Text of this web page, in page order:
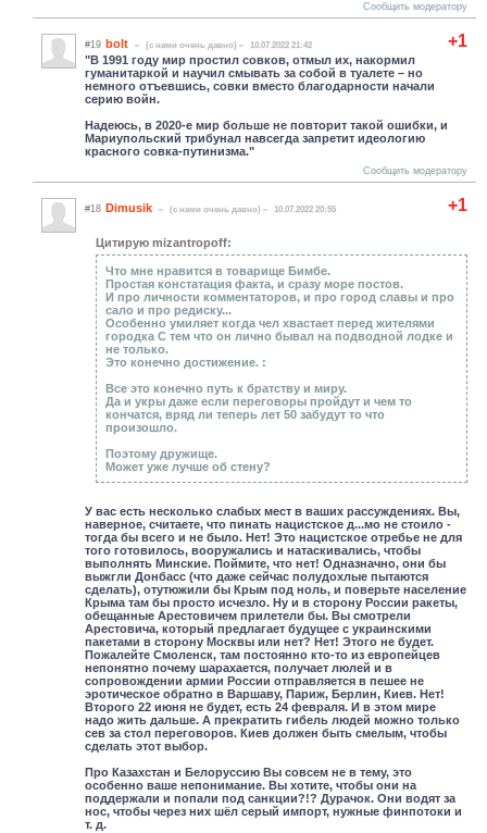
Сообщить модератору
+1
#19 bolt (c нами очень давно) 10.07.2022 21:42
"В 1991 году мир простил совков, отмыл их, накормил
гуманитаркой и научил смывать за собой в туалете – но
немного отъевшись, совки вместо благодарности начали
серию войн.
Надеюсь, в 2020-е мир больше не повторит такой ошибки, и
Мариупольский трибунал навсегда запретит идеологию
красного совка-путинизма."
Сообщить модератору
+1
#18 Dimusik (c нами очень давно) 10.07.2022 20:55
Цитирую mizantropoff:
Что мне нравится в товарище Бимбе.
Простая констатация факта, и сразу море постов.
И про личности комментаторов, и про город славы и про
сало и про редиску...
Особенно умиляет когда чел хвастает перед жителями
городка С тем что он лично бывал на подводной лодке и
не только.
Это конечно достижение. :
Все это конечно путь к братству и миру.
Да и укры даже если переговоры пройдут и чем то
кончатся, вряд ли теперь лет 50 забудут то что
произошло.
Поэтому дружище.
Может уже лучше об стену?
У вас есть несколько слабых мест в ваших рассуждениях. Вы,
наверное, считаете, что пинать нацистское д...мо не стоило -
тогда бы всего и не было. Нет! Это нацистское отребье не для
того готовилось, вооружались и натаскивались, чтобы
выполнять Минские. Поймите, что нет! Одназначно, они бы
выжгли Донбасс (что даже сейчас полудохлые пытаются
сделать), отутюжили бы Крым под ноль, и поверьте население
Крыма там бы просто исчезло. Ну и в сторону России ракеты,
обещанные Арестовичем прилетели бы. Вы смотрели
Арестовича, который предлагает будущее с украинскими
пакетами в сторону Москвы или нет? Нет! Этого не будет.
Пожалейте Смоленск, там постоянно кто-то из европейцев
непонятно почему шарахается, получает люлей и в
сопровождении армии России отправляется в пешее не
эротическое обратно в Варшаву, Париж, Берлин, Киев. Нет!
Второго 22 июня не будет, есть 24 февраля. И в этом мире
надо жить дальше. А прекратить гибель людей можно только
сев за стол переговоров. Киев должен быть смелым, чтобы
сделать этот выбор.
Про Казахстан и Белоруссию Вы совсем не в тему, это
особенно ваше непонимание. Вы хотите, чтобы они на
поддержали и попали под санкции?!? Дурачок. Они водят за
нос, чтобы через них шёл серый импорт, нужные финпотоки и
т. д.